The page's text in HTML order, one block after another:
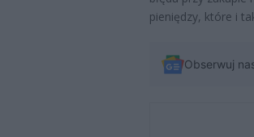
pieniędzy, które i
Obserwuj